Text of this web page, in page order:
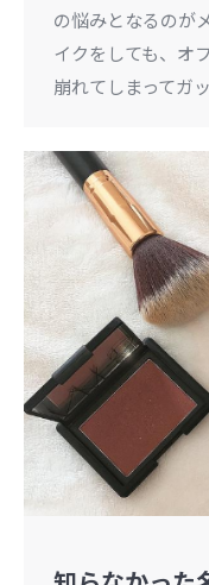
の悩みとなるのが
イクをしても、オ
崩れてしまってガ